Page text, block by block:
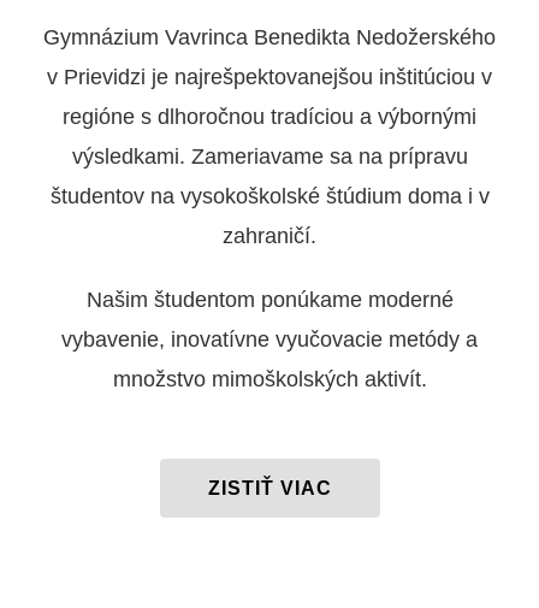
Gymnázium Vavrinca Benedikta Nedožerského
v Prievidzi je najrešpektovanejšou inštitúciou v
regióne s dlhoročnou tradíciou a výbornými
výsledkami. Zameriavame sa na prípravu
študentov na vysokoškolské štúdium doma i v
zahraničí.
Našim študentom ponúkame moderné
vybavenie, inovatívne vyučovacie metódy a
množstvo mimoškolských aktivít.
ZISTIŤ VIAC